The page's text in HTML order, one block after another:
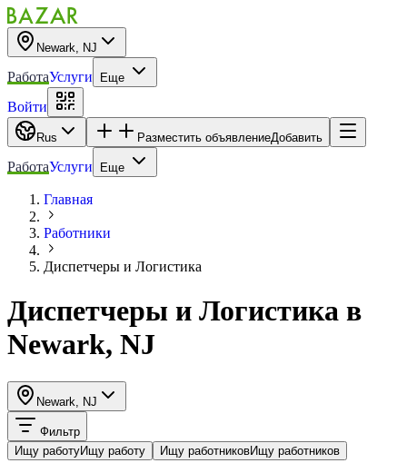
Newark, NJ
РаботаУслуги Еще
Войти
Rus Разместить объявлениеДобавить
РаботаУслуги Еще
Главная
Работники
Диспетчеры и Логистика
Диспетчеры и Логистика в
Newark, NJ
Newark, NJ
Фильтр
Ищу работуИщу работу Ищу работниковИщу работников